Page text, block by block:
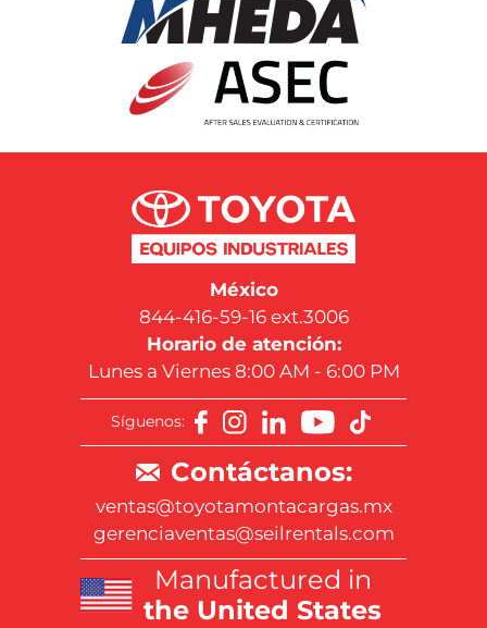
México
844-416-59-16 ext.3006
Horario de atención:
Lunes a Viernes 8:00 AM - 6:00 PM
Síguenos:
Contáctanos:
ventas@toyotamontacargas.mx
gerenciaventas@seilrentals.com
Manufactured in
the United States